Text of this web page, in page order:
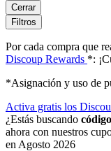
Cerrar
Filtros
Por cada compra que
Discoup Rewards *:
*Asignación y uso de
Activa gratis los
¿Estás buscando
ahora con nuestros
en Agosto 2026